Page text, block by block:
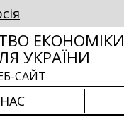
ЕКОНОМІКИ
УКРАЇНИ
САЙТ